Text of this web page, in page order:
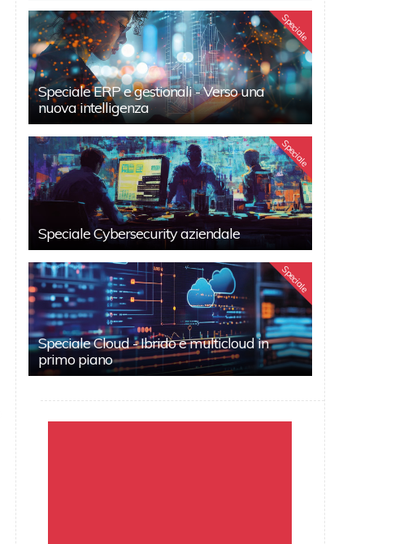
Speciale
Speciale ERP e gestionali - Verso una
nuova intelligenza
Speciale
Speciale Cybersecurity aziendale
Speciale
Speciale Cloud - Ibrido e multicloud in
primo piano